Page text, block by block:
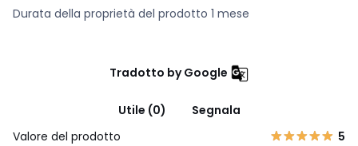
Durata della proprietà del prodotto 1 mese
Tradotto by Google
Utile (0)
Segnala
Valore del prodotto
5